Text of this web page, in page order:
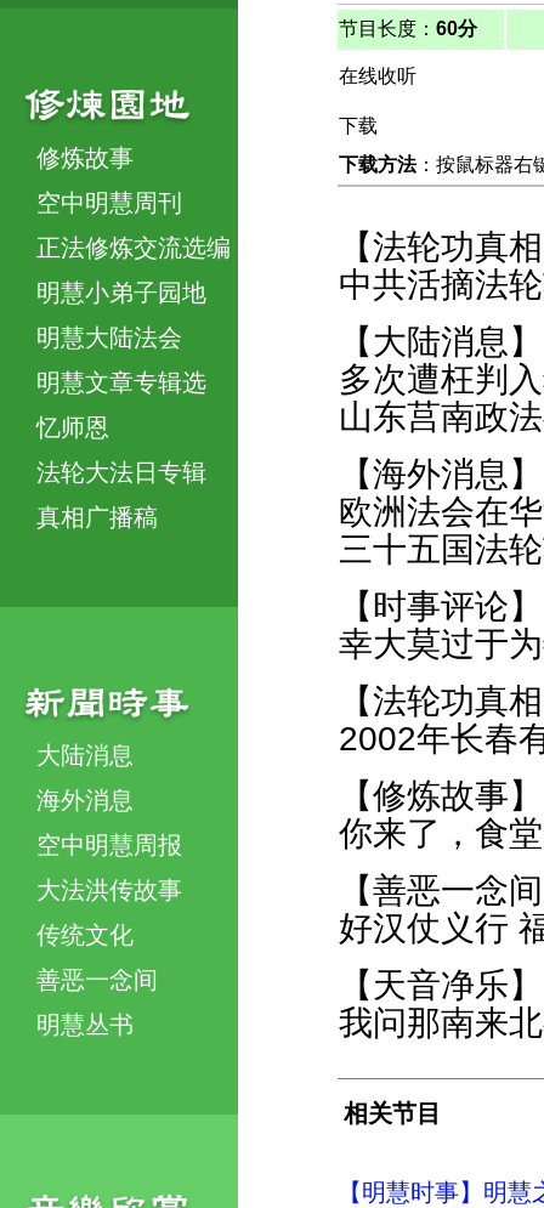
修炼故事
空中明慧周刊
正法修炼交流选编
明慧小弟子园地
明慧大陆法会
明慧文章专辑选
忆师恩
法轮大法日专辑
真相广播稿
大陆消息
海外消息
空中明慧周报
大法洪传故事
传统文化
善恶一念间
明慧丛书
节目长度： 60分
在线收听
下载
下载方法：按鼠标器右
【法轮功真
中共活摘法
【大陆消息】
多次遭枉判
山东莒南政
【海外消息】
欧洲法会在
三十五国法
【时事评论】
幸大莫过于
【法轮功真
2002年长春
【修炼故事】
你来了，食
【善恶一念
好汉仗义行
【天音净乐】
我问那南来
相关节目
【明慧时事】明